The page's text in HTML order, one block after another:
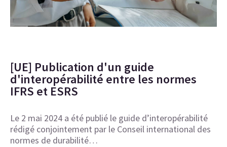
[UE] Publication d'un guide
d'interopérabilité entre les normes
IFRS et ESRS
Le 2 mai 2024 a été publié le guide d’interopérabilité
rédigé conjointement par le Conseil international des
normes de durabilité…